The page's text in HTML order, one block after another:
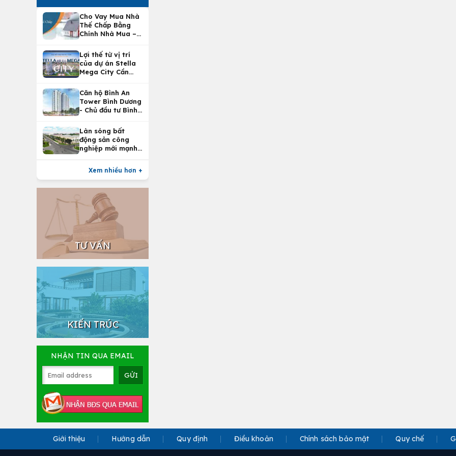
Cho Vay Mua Nhà
Thế Chấp Bằng
Chính Nhà Mua –
Nhà Tại
Vietcombank
Lợi thế từ vị trí
của dự án Stella
Mega City Cần
Căn hộ Bình An
Tower Bình Dương
- Chủ đầu tư Bình
Làn sóng bất
động sản công
nghiệp mới mạnh
Xem nhiều hơn +
TƯ VẤN
KIẾN TRÚC
NHẬN TIN QUA EMAIL
Giới thiệu Hướng dẫn Quy định Điều khoản Chính sách bảo mật Quy chế